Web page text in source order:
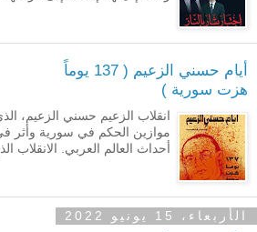
أيام حسني الزعيم ( 137 يوماً
هزت سورية )
موازين الحكم في سورية وأثر
أحداث العالم العربي. الانقلاب
الأربعاء، 15 يونيو 2022